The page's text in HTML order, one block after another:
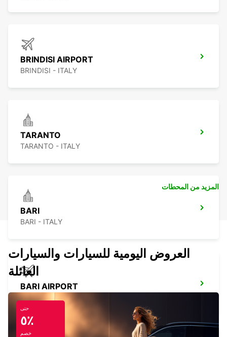
BRINDISI AIRPORT
BRINDISI - ITALY
TARANTO
TARANTO - ITALY
BARI
BARI - ITALY
BARI AIRPORT
BARI - ITALY
المزيد من المحطات
العروض اليومية للسيارات والسيارات
العائلة
حتى
٥٪
خصم